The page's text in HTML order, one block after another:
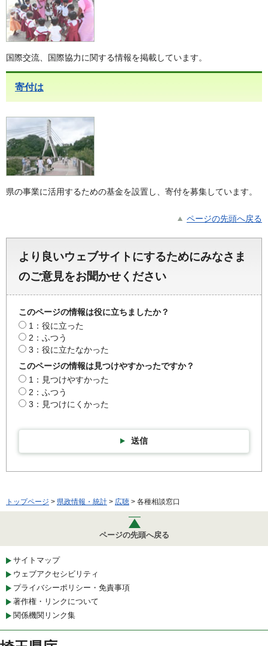
国際交流、国際協力に関する情報を掲載しています。
寄付は
県の事業に活用するための基金を設置し、寄付を募集しています。
ページの先頭へ戻る
より良いウェブサイトにするためにみなさま
のご意見をお聞かせください
このページの情報は役に立ちましたか？
1：役に立った
2：ふつう
3：役に立たなかった
このページの情報は見つけやすかったですか？
1：見つけやすかった
2：ふつう
3：見つけにくかった
送信
トップページ > 県政情報・統計 > 広聴 > 各種相談窓口
ページの先頭へ戻る
サイトマップ
ウェブアクセシビリティ
プライバシーポリシー・免責事項
著作権・リンクについて
関係機関リンク集